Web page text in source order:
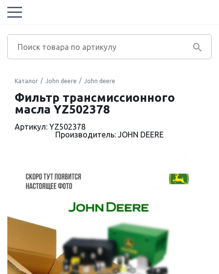
Каталог John deere John deere
Фильтр трансмиссионного
масла YZ502378
Артикул: YZ502378
Производитель: JOHN DEERE